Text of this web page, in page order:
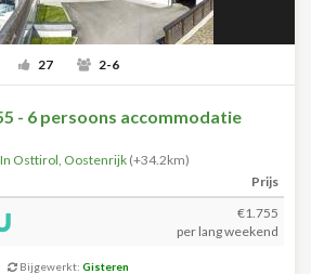
27 2-6
- 6 persoons accommodatie
Osttirol, Oostenrijk (+34.2km)
Prijs
€1.755
per lang weekend
Bijgewerkt: Gisteren